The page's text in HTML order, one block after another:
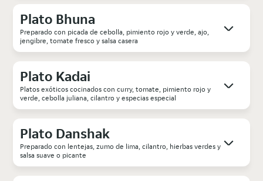
Plato Bhuna
Preparado con picada de cebolla, pimiento rojo y verde, ajo,
jengibre, tomate fresco y salsa casera
Plato Kadai
Platos exóticos cocinados con curry, tomate, pimiento rojo y
verde, cebolla juliana, cilantro y especias especial
Plato Danshak
Preparado con lentejas, zumo de lima, cilantro, hierbas verdes y
salsa suave o picante